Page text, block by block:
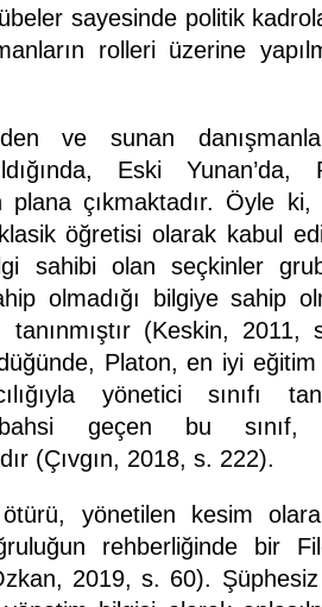
sayesinde politik
rolleri üzerine
ve sunan
Eski
plana çıkmaktadır. Öyle ki,
klasik öğretisi olarak kabul
sahibi olan seçkinler
olmadığı bilgiye sahip
tanınmıştır (Keskin,
Platon, en iyi eğitim
yönetici sınıfı
bahsi geçen bu
(Çıvgın, 2018, s. 222).
yönetilen kesim
rehberliğinde bir
2019, s. 60).